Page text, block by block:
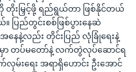
တိုးမြှင့်ဖို့ ရည်ရွယ်တာ ဖြစ်နိုင်တယ်
ပြည်တွင်းစစ်ဖြစ်ပွားနေဆဲ
အနေနဲ့လည်း တိုင်းပြည် လုံခြုံရေးနဲ့
ာ တပ်မတော်နဲ့ လက်တွဲလုပ်ဆောင်ရ
မ်းရေး အရာရှိဟောင်း ဦးအောင်